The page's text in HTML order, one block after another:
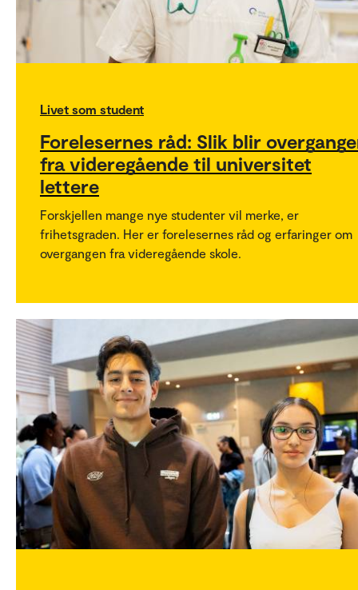
Livet som student
Forelesernes råd: Slik blir
fra videregående til universitet
lettere
Forskjellen mange nye studenter vil merke, er
frihetsgraden. Her er forelesernes råd og erfaringer om
overgangen fra videregående skole.